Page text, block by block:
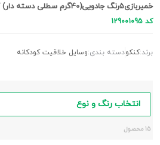
خمیربازی5رنگ جادویی(40گرم سطلی دسته دار) آنتی باکتریال کنکو
کد 129001095
برند:کنکودسته بندی:وسایل خلاقیت کودکانه
انتخاب رنگ و نوع
15 محصول